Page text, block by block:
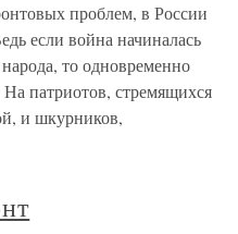
проблем, в России
если война начиналась
то одновременно
патриотов, стремящихся
и шкурников,